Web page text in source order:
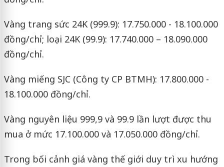
Vàng trang sức 24K (999.9): 17.750.000 - 18.100.000
đồng/chỉ; loại 24K (99.9): 17.740.000 – 18.090.000
đồng/chỉ.
Vàng miếng SJC (Công ty CP BTMH): 17.800.000 -
18.100.000 đồng/chỉ.
Vàng nguyên liệu 999,9 và 99.9 lần lượt được thu
mua ở mức 17.100.000 và 17.050.000 đồng/chỉ.
Trong bối cảnh giá vàng thế giới duy trì xu hướng